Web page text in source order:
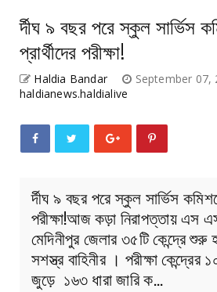
র্দীঘ ৯ বছর পরে স্কুল সার্ভিস
প্রার্থীদের পরীক্ষা!
Haldia Bandar
September 07,
haldianews.haldialive
র্দীঘ ৯ বছর পরে স্কুল সার্ভিস
পরীক্ষা!আজ কড়া নিরাপত্তায় এস এস
মেদিনীপুর জেলার ৩৫টি কেন্দ্রে
সশস্ত্র বাহিনীর । পরীক্ষা কেন্দ্রের
জুড়ে ১৬৩ ধারা জারি ক…